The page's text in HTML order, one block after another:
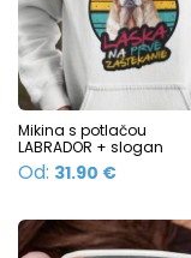
Mikina s potlačou
LABRADOR + slogan
Od: 31.90 €